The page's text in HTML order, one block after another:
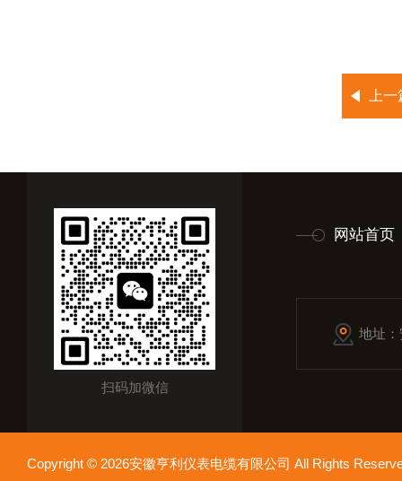
上
扫码加微信
网站首页
地址
Copyright © 2026安徽亨利仪表电缆有限公司 All Rights